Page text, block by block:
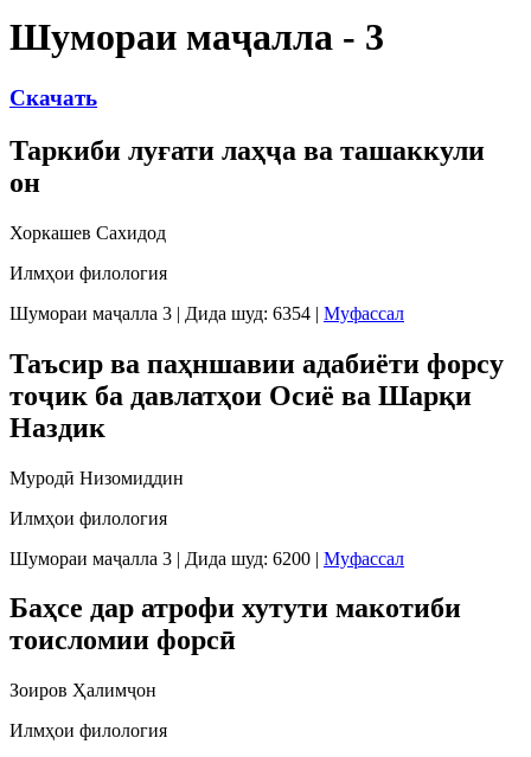
Шумораи маҷалла - 3
Скачать
Таркиби луғати лаҳҷа ва ташаккули
он
Хоркашев Сахидод
Илмҳои филология
Шумораи маҷалла 3 | Дида шуд: 6354 | Муфассал
Таъсир ва паҳншавии адабиёти форсу
тоҷик ба давлатҳои Осиё ва Шарқи
Наздик
Муродӣ Низомиддин
Илмҳои филология
Шумораи маҷалла 3 | Дида шуд: 6200 | Муфассал
Баҳсе дар атрофи хутути макотиби
тоисломии форсӣ
Зоиров Ҳалимҷон
Илмҳои филология